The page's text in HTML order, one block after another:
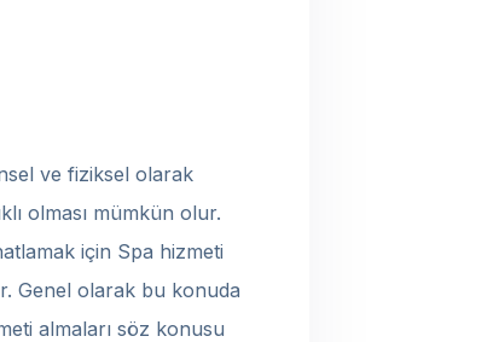
ve fiziksel olarak
olması mümkün olur.
için Spa hizmeti
Genel olarak bu konuda
almaları söz konusu